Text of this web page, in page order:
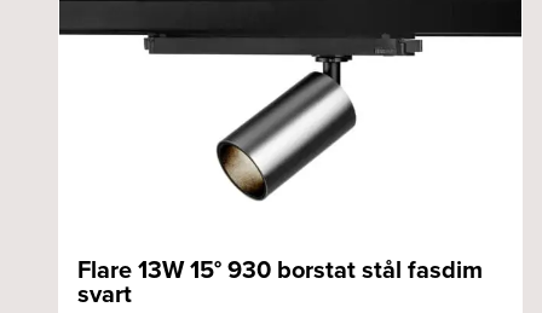
Flare 13W 15° 930 borstat stål fasdim
svart